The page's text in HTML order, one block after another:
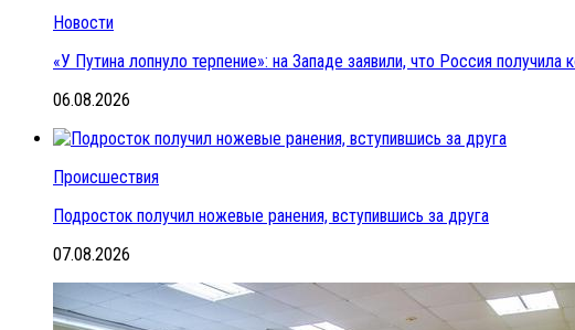
Новости
«У Путина лопнуло терпение»: на Западе заявили, что Россия
06.08.2026
Происшествия
Подросток получил ножевые ранения, вступившись за друга
07.08.2026